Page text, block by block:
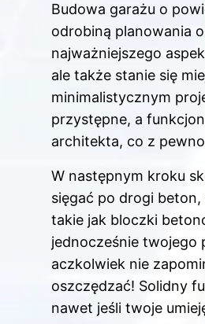
Budowa garażu o
odrobiną planowania
najważniejszego
ale także stanie się
minimalistycznym
przystępne, a
architekta, co z
W następnym kroku
sięgać po drogi
takie jak bloczki
jednocześnie twojego
aczkolwiek nie
oszczędzać! Solidny
nawet jeśli twoje